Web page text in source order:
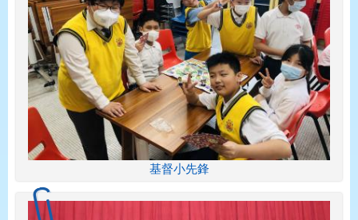
基督小先鋒